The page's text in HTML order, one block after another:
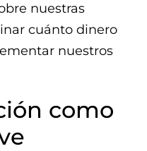
nuestras
cuánto dinero
nuestros
como